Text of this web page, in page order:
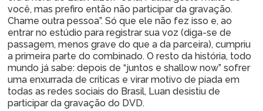
você, mas prefiro então não participar da gravação.
Chame outra pessoa”. Só que ele não fez isso e, ao
entrar no estúdio para registrar sua voz (diga-se de
passagem, menos grave do que a da parceira), cumpriu
a primeira parte do combinado. O resto da história, todo
mundo já sabe: depois de “juntos e shallow now” sofrer
uma enxurrada de críticas e virar motivo de piada em
todas as redes sociais do Brasil, Luan desistiu de
participar da gravação do DVD.